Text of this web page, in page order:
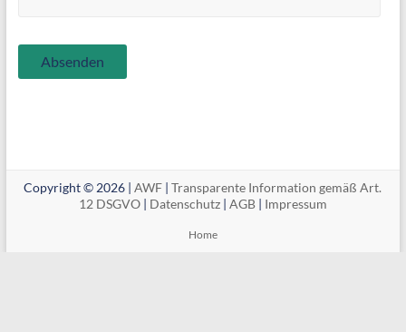
Copyright © 2026 |AWF |Transparente Information gemäß Art.
12 DSGVO| Datenschutz| AGB| Impressum
Home